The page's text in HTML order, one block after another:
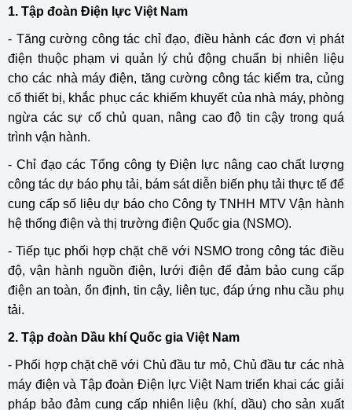
1. Tập đoàn Điện lực Việt Nam
- Tăng cường công tác chỉ đạo, điều hành các đơn vị phát
điện thuộc phạm vi quản lý chủ động chuẩn bị nhiên liệu
cho các nhà máy điện, tăng cường công tác kiểm tra, củng
cố thiết bị, khắc phục các khiếm khuyết của nhà máy, phòng
ngừa các sự cố chủ quan, nâng cao độ tin cậy trong quá
trình vận hành.
- Chỉ đạo các Tổng công ty Điện lực nâng cao chất lượng
công tác dự báo phụ tải, bám sát diễn biến phụ tải thực tế để
cung cấp số liệu dự báo cho Công ty TNHH MTV Vận hành
hệ thống điện và thị trường điện Quốc gia (NSMO).
- Tiếp tục phối hợp chặt chẽ với NSMO trong công tác điều
độ, vận hành nguồn điện, lưới điện để đảm bảo cung cấp
điện an toàn, ổn định, tin cậy, liên tục, đáp ứng nhu cầu phụ
tải.
2. Tập đoàn Dầu khí Quốc gia Việt Nam
- Phối hợp chặt chẽ với Chủ đầu tư mỏ, Chủ đầu tư các nhà
máy điện và Tập đoàn Điện lực Việt Nam triển khai các giải
pháp bảo đảm cung cấp nhiên liệu (khí, dầu) cho sản xuất